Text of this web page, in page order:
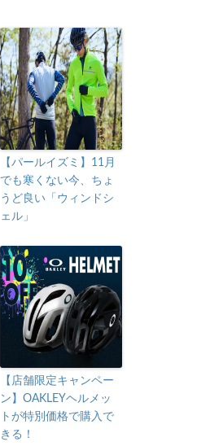
【パールイズミ】11月
でも寒くない今、ちょ
うど良い「ウィンドシ
ェル」
【店舗限定キャンペー
ン】OAKLEYヘルメッ
トが特別価格で購入で
きる！